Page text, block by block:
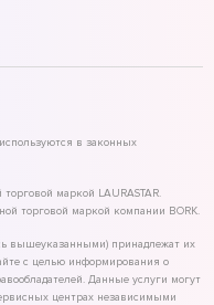
в законных
маркой LAURASTAR.
торговой маркой компании BORK.
вышеуказанными) принадлежат их
с целью информирования о
Данные услуги могут
центрах независимыми